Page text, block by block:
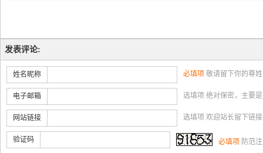
发表评论:
姓名昵称 必填项 敬请留下你的尊
电子邮箱 选填项 绝对保密，主要
网站链接 选填项 欢迎站长留下链
验证码 必填项 防范